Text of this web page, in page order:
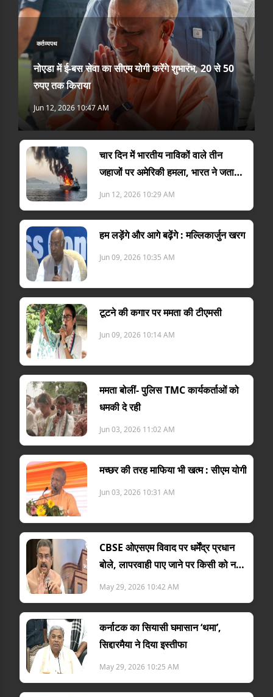
कर्तव्यपथ
नोएडा में ई-बस सेवा का सीएम योगी करेंगे शुभारंभ, 20 से 50
रुपए तक किराया
Jun 12, 2026 10:47 AM
चार दिन में भारतीय नाविकों वाले तीन
जहाजों पर अमेरिकी हमला, भारत ने जताया
विरोध
Jun 12, 2026 10:29 AM
हम लड़ेंगे और आगे बढ़ेंगे : मल्लिकार्जुन खरग
Jun 09, 2026 10:35 AM
टूटने की कगार पर ममता की टीएमसी
Jun 09, 2026 10:14 AM
ममता बोलीं- पुलिस TMC कार्यकर्ताओं को
धमकी दे रही
Jun 03, 2026 11:02 AM
मच्छर की तरह माफिया भी खत्म : सीएम योगी
Jun 03, 2026 10:31 AM
CBSE ओएसएम विवाद पर धर्मेंद्र प्रधान
बोले, लापरवाही पाए जाने पर किसी को नहीं
बख्शूंग
May 29, 2026 10:42 AM
कर्नाटक का सियासी घमासान ‘थमा’,
सिद्दारमैया ने दिया इस्तीफा
May 29, 2026 10:25 AM